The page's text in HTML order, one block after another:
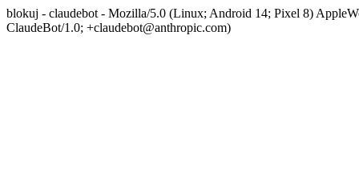
blokuj - claudebot - Mozilla/5.0 (Linux; Android 14; Pixel 8)
ClaudeBot/1.0; +claudebot@anthropic.com)